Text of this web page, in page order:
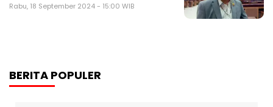
Rabu, 18 September 2024 - 15:00 WIB
BERITA POPULER